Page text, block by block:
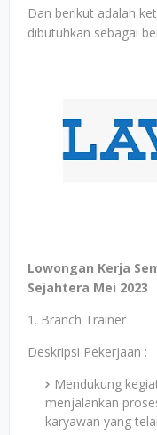
Dan berikut adalah
dibutuhkan sebagai
Lowongan Kerja
Sejahtera Mei 2023
1. Branch Trainer
Deskripsi Pekerjaan :
Mendukung
menjalankan
karyawan yang